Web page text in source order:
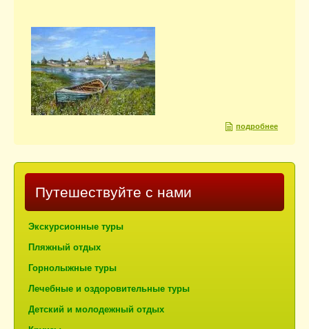
подробнее
Путешествуйте с нами
Экскурсионные туры
Пляжный отдых
Горнолыжные туры
Лечебные и оздоровительные туры
Детский и молодежный отдых